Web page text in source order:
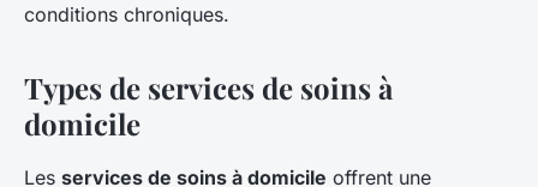
conditions chroniques.
Types de services de soins à
domicile
Les services de soins à domicile offrent une